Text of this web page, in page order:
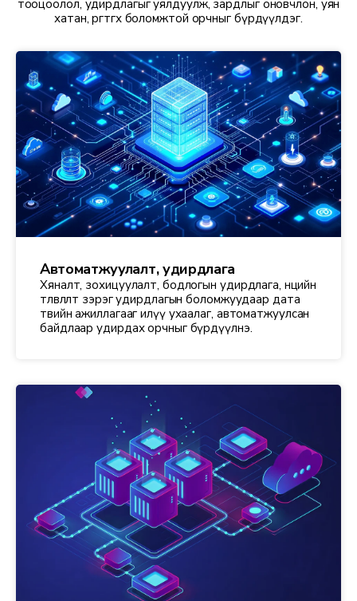
тооцоолол, удирдлагыг уялдуулж, зардлыг оновчлон, уян
хатан, өргөтгөх боломжтой орчныг бүрдүүлдэг.
Автоматжуулалт, удирдлага
Хяналт, зохицуулалт, бодлогын удирдлага, нөөцийн
төлөвлөлт зэрэг удирдлагын боломжуудаар дата
төвийн ажиллагааг илүү ухаалаг, автоматжуулсан
байдлаар удирдах орчныг бүрдүүлнэ.